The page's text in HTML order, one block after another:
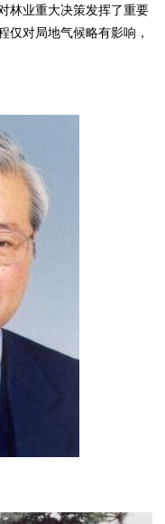
林业重大决策发挥了重要
仅对局地气候略有影响，